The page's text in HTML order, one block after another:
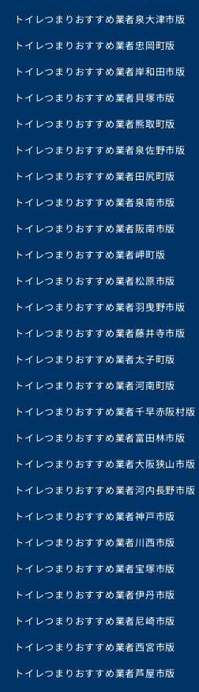
トイレつまりおすすめ業者泉大津市版
トイレつまりおすすめ業者忠岡町版
トイレつまりおすすめ業者岸和田市版
トイレつまりおすすめ業者貝塚市版
トイレつまりおすすめ業者熊取町版
トイレつまりおすすめ業者泉佐野市版
トイレつまりおすすめ業者田尻町版
トイレつまりおすすめ業者泉南市版
トイレつまりおすすめ業者阪南市版
トイレつまりおすすめ業者岬町版
トイレつまりおすすめ業者松原市版
トイレつまりおすすめ業者羽曳野市版
トイレつまりおすすめ業者藤井寺市版
トイレつまりおすすめ業者太子町版
トイレつまりおすすめ業者河南町版
トイレつまりおすすめ業者千早赤阪村版
トイレつまりおすすめ業者富田林市版
トイレつまりおすすめ業者大阪狭山市版
トイレつまりおすすめ業者河内長野市版
トイレつまりおすすめ業者神戸市版
トイレつまりおすすめ業者川西市版
トイレつまりおすすめ業者宝塚市版
トイレつまりおすすめ業者伊丹市版
トイレつまりおすすめ業者尼崎市版
トイレつまりおすすめ業者西宮市版
トイレつまりおすすめ業者芦屋市版